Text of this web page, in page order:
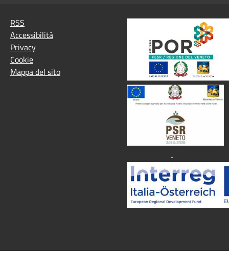
RSS
Accessibilità
Privacy
Cookie
Mappa del sito